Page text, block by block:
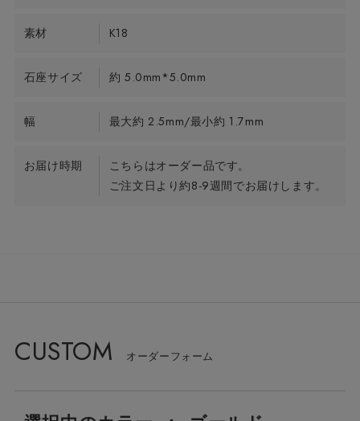
素材 K18
石座サイズ 約 5.0mm*5.0mm
幅 最大約 2.5mm/最小約 1.7mm
お届け時期
こちらはオーダー品です。
ご注文日より約8-9週間でお届けします。
CUSTOM